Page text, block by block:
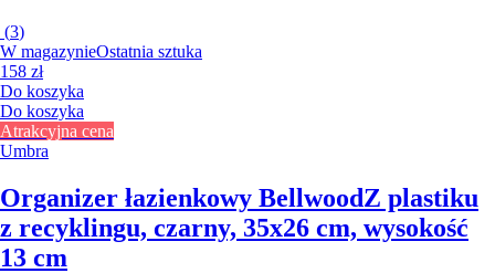
(3)
W magazynieOstatnia sztuka
158 zł
Do koszyka
Do koszyka
Atrakcyjna cena
Umbra
Organizer łazienkowy BellwoodZ plastiku
z recyklingu, czarny, 35x26 cm, wysokość
13 cm